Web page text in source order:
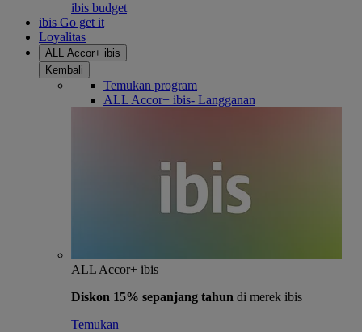
ibis budget
ibis Go get it
Loyalitas
ALL Accor+ ibis
Kembali
Temukan program
ALL Accor+ ibis- Langganan
ALL Accor+ ibis
Diskon 15% sepanjang tahun di merek ibis
Temukan